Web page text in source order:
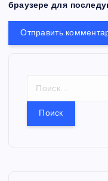
браузере для